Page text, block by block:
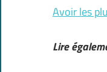
Avoir les
Lire